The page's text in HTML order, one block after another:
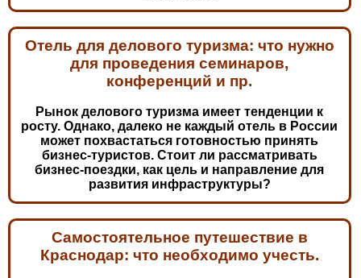
Отель для делового туризма: что нужно
для проведения семинаров,
конференций и пр.
Рынок делового туризма имеет тенденции к
росту. Однако, далеко не каждый отель в России
может похвастаться готовностью принять
бизнес-туристов. Стоит ли рассматривать
бизнес-поездки, как цель и направление для
развития инфраструктуры?
Самостоятельное путешествие в
Краснодар: что необходимо учесть.